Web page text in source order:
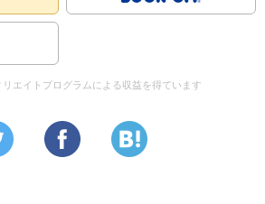
エイトプログラムによる収益を得ています